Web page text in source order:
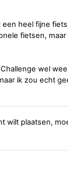
heel fijne
fietsen,
wel
ik zou echt
wilt plaatsen,